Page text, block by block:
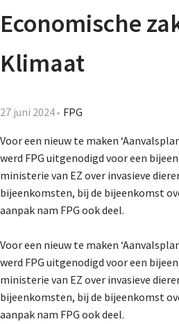
Economische
Klimaat
27 juni 2024 FPG
Voor een nieuw te maken
werd FPG uitgenodigd voor een
ministerie van EZ over invasieve
bijeenkomsten, bij de bijeenkomst
aanpak nam FPG ook deel.
Voor een nieuw te maken
werd FPG uitgenodigd voor een
ministerie van EZ over invasieve
bijeenkomsten, bij de bijeenkomst
aanpak nam FPG ook deel.